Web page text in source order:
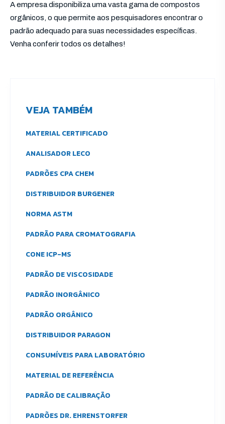
A empresa disponibiliza uma vasta gama de compostos
orgânicos, o que permite aos pesquisadores encontrar o
padrão adequado para suas necessidades específicas.
Venha conferir todos os detalhes!
VEJA TAMBÉM
MATERIAL CERTIFICADO
ANALISADOR LECO
PADRÕES CPA CHEM
DISTRIBUIDOR BURGENER
NORMA ASTM
PADRÃO PARA CROMATOGRAFIA
CONE ICP-MS
PADRÃO DE VISCOSIDADE
PADRÃO INORGÂNICO
PADRÃO ORGÂNICO
DISTRIBUIDOR PARAGON
CONSUMÍVEIS PARA LABORATÓRIO
MATERIAL DE REFERÊNCIA
PADRÃO DE CALIBRAÇÃO
PADRÕES DR. EHRENSTORFER